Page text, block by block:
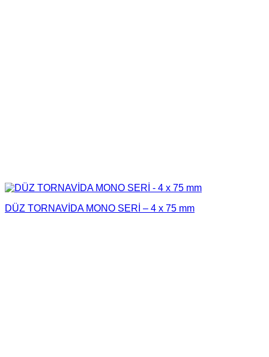
DÜZ TORNAVİDA MONO SERİ – 4 x 75 mm